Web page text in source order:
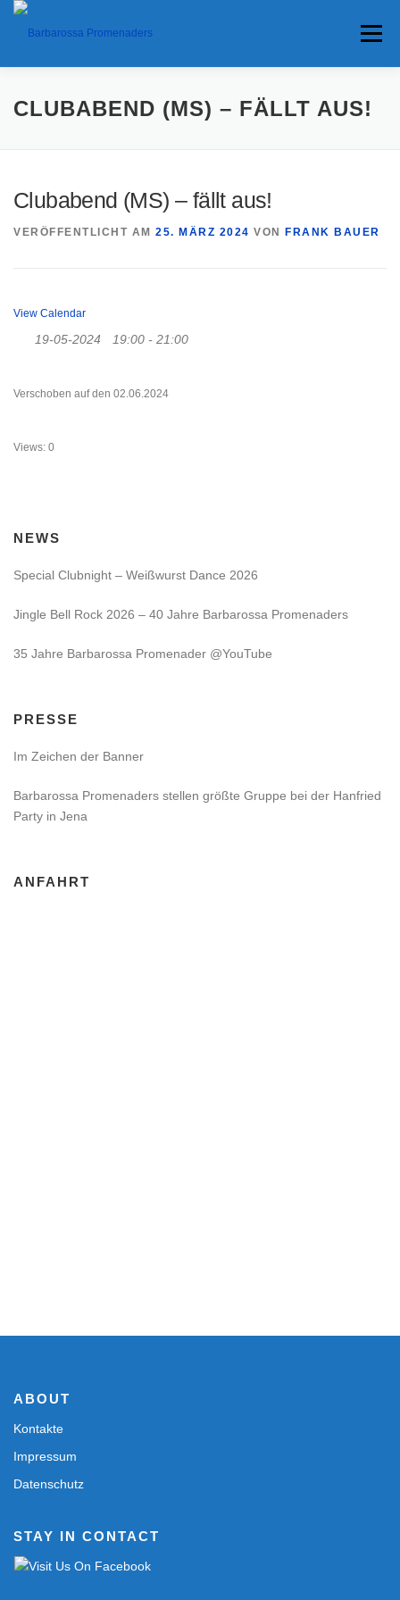
Menü
HOME TERMINE ANFAHRT
INTERESSANTES
CLUBABEND (MS) – FÄLLT AUS!
Clubabend (MS) – fällt aus!
VERÖFFENTLICHT AM 25. MÄRZ 2024 VON FRANK BAUER
View Calendar
19-05-2024 19:00 - 21:00
Verschoben auf den 02.06.2024
Views: 0
NEWS
Special Clubnight – Weißwurst Dance 2026
Jingle Bell Rock 2026 – 40 Jahre Barbarossa Promenaders
35 Jahre Barbarossa Promenader @YouTube
PRESSE
Im Zeichen der Banner
Barbarossa Promenaders stellen größte Gruppe bei der Hanfried
Party in Jena
ANFAHRT
ABOUT
Kontakte
Impressum
Datenschutz
STAY IN CONTACT